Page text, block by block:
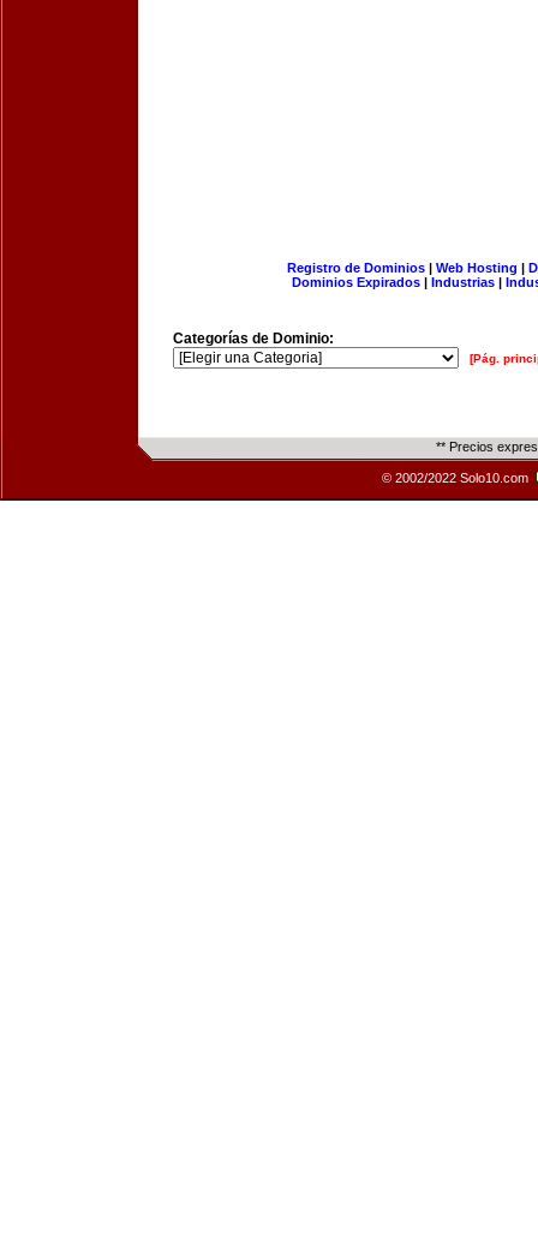
Registro de Dominios| Web Hosting |
Dominios Expirados | Industrias |
Categorías de Dominio:
[Pág.
** Precios
© 2002/2022 Solo10.com